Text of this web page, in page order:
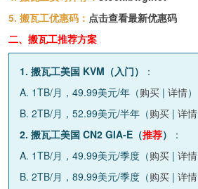
5. 搬瓦工优惠码： 点击查看最新优惠码
二、搬瓦工推荐方案
1. 搬瓦工美国 KVM（入门）
：
A. 1TB/月，49.99美元/年（购买 | 详情）
B. 2TB/月，52.99美元/半年（购买 | 详情
2. 搬瓦工美国 CN2 GIA-E（推荐）
：
A. 1TB/月，49.99美元/季度（购买 | 详情
B. 2TB/月，89.99美元/季度（购买 | 详情